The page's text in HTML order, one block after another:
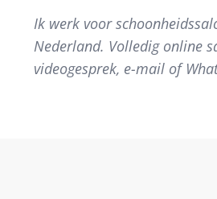
Ik werk voor
Nederland. Volledig online
videogesprek, e-mail of